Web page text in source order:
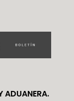
ADUANERA.